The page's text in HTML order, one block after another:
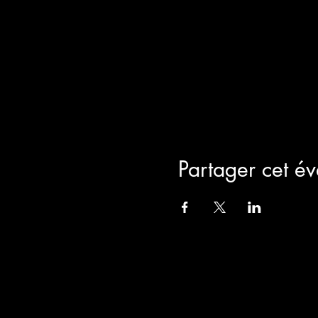
Partager cet